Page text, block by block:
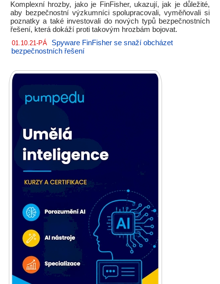
Komplexní hrozby, jako je FinFisher, ukazují, jak je důležité,
aby bezpečnostní výzkumníci spolupracovali, vyměňovali si
poznatky a také investovali do nových typů bezpečnostních
řešení, která dokáží proti takovým hrozbám bojovat.
01.10.21-PÁ
Spyware FinFisher se snaží obcházet
bezpečnostních řešení